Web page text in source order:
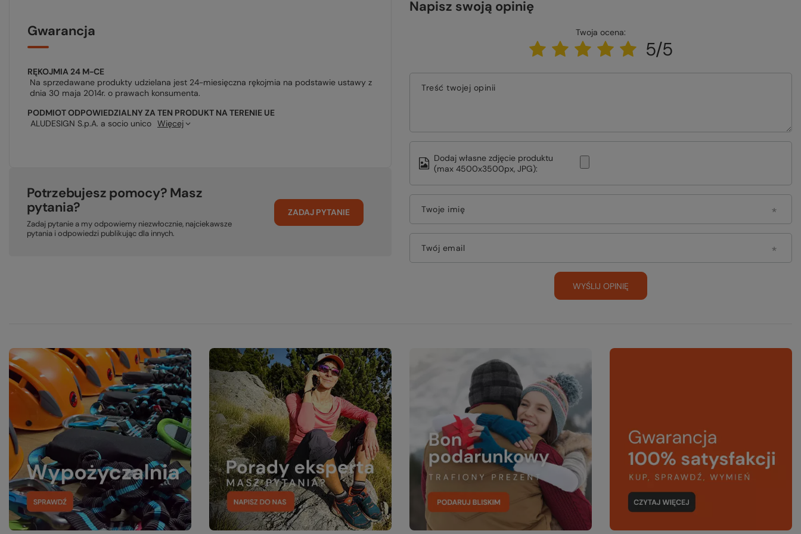
Gwarancja
RĘKOJMIA 24 M-CE
Na sprzedawane produkty udzielana jest 24-miesięczna rękojmia na podstawie ustawy z
dnia 30 maja 2014r. o prawach konsumenta.
PODMIOT ODPOWIEDZIALNY ZA TEN PRODUKT NA TERENIE UE
ALUDESIGN S.p.A. a socio unico Więcej
Potrzebujesz pomocy? Masz
pytania?
Zadaj pytanie a my odpowiemy niezwłocznie, najciekawsze
pytania i odpowiedzi publikując dla innych.
ZADAJ PYTANIE
Napisz swoją opinię
Twoja ocena:
5/5
Treść twojej opinii
Dodaj własne zdjęcie produktu
(max 4500x3500px, JPG):
Twoje imię
Twój email
WYŚLIJ OPINIĘ